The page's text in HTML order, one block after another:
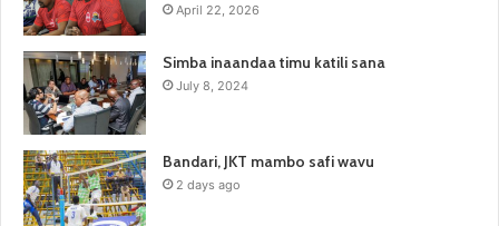
April 22, 2026
Simba inaandaa timu katili sana
July 8, 2024
Bandari, JKT mambo safi wavu
2 days ago